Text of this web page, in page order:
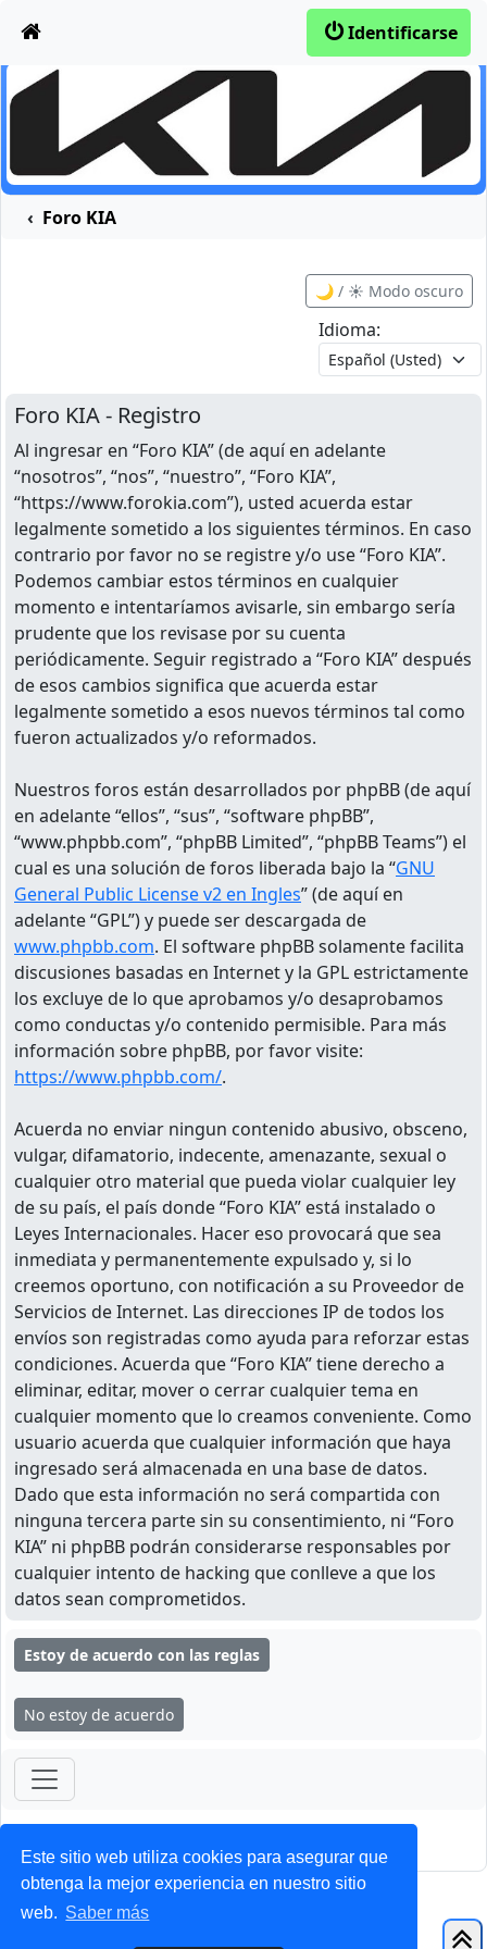
Este sitio web utiliza cookies para asegurar que
obtenga la mejor experiencia en nuestro sitio
web. Saber más
Identificarse
Foro KIA
🌙 / ☀️ Modo oscuro
Idioma:
Foro KIA - Registro
Al ingresar en “Foro KIA” (de aquí en adelante
“nosotros”, “nos”, “nuestro”, “Foro KIA”,
“https://www.forokia.com”), usted acuerda estar
legalmente sometido a los siguientes términos. En caso
contrario por favor no se registre y/o use “Foro KIA”.
Podemos cambiar estos términos en cualquier
momento e intentaríamos avisarle, sin embargo sería
prudente que los revisase por su cuenta
periódicamente. Seguir registrado a “Foro KIA” después
de esos cambios significa que acuerda estar
legalmente sometido a esos nuevos términos tal como
fueron actualizados y/o reformados.
Nuestros foros están desarrollados por phpBB (de aquí
en adelante “ellos”, “sus”, “software phpBB”,
“www.phpbb.com”, “phpBB Limited”, “phpBB Teams”) el
cual es una solución de foros liberada bajo la “GNU
General Public License v2 en Ingles” (de aquí en
adelante “GPL”) y puede ser descargada de
www.phpbb.com. El software phpBB solamente facilita
discusiones basadas en Internet y la GPL estrictamente
los excluye de lo que aprobamos y/o desaprobamos
como conductas y/o contenido permisible. Para más
información sobre phpBB, por favor visite:
https://www.phpbb.com/.
Acuerda no enviar ningun contenido abusivo, obsceno,
vulgar, difamatorio, indecente, amenazante, sexual o
cualquier otro material que pueda violar cualquier ley
de su país, el país donde “Foro KIA” está instalado o
Leyes Internacionales. Hacer eso provocará que sea
inmediata y permanentemente expulsado y, si lo
creemos oportuno, con notificación a su Proveedor de
Servicios de Internet. Las direcciones IP de todos los
envíos son registradas como ayuda para reforzar estas
condiciones. Acuerda que “Foro KIA” tiene derecho a
eliminar, editar, mover o cerrar cualquier tema en
cualquier momento que lo creamos conveniente. Como
usuario acuerda que cualquier información que haya
ingresado será almacenada en una base de datos.
Dado que esta información no será compartida con
ninguna tercera parte sin su consentimiento, ni “Foro
KIA” ni phpBB podrán considerarse responsables por
cualquier intento de hacking que conlleve a que los
datos sean comprometidos.
ForoClub 2025
Privacidad| Condiciones